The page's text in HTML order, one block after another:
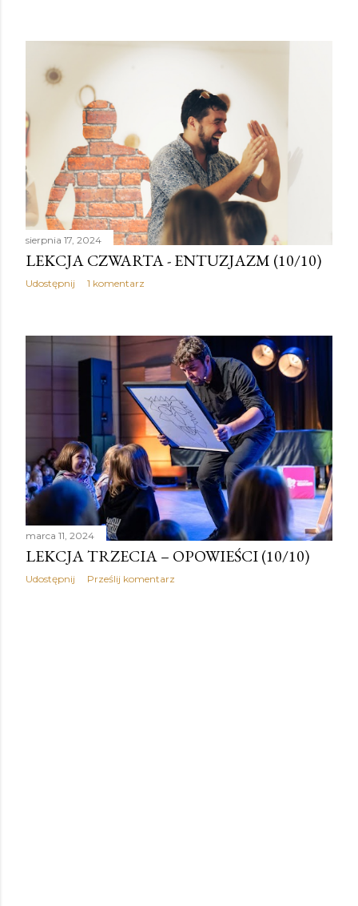
sierpnia 17, 2024
LEKCJA CZWARTA - ENTUZJAZM (10/10)
Udostępnij 1 komentarz
marca 11, 2024
LEKCJA TRZECIA – OPOWIEŚCI (10/10)
Udostępnij Prześlij komentarz